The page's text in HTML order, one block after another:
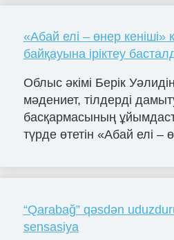
«Абай елі – өнер кеніші»
байқауына іріктеу
Облыс әкімі Берік
мәдениет, тілдерді
басқармасының
түрде өтетін «Абай елі –
“Qarabağ” qəsdən
sensasiya